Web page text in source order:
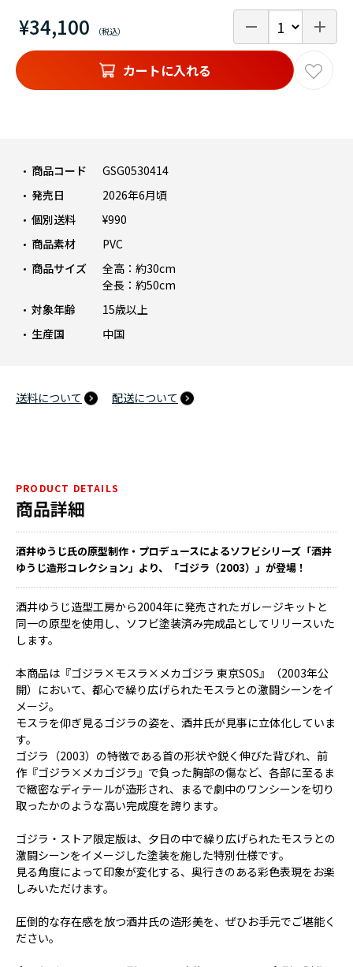
¥34,100
商品コード
GSG0530414
発売日
2026年6月頃
個別送料
¥990
商品素材
PVC
商品サイズ
全高：約30cm
全長：約50cm
対象年齢
15歳以上
生産国
中国
送料について 配送について
カートに入れる
PRODUCT DETAILS
商品詳細
酒井ゆうじ氏の原型制作・プロデュースによるソフビシリーズ「酒井
ゆうじ造形コレクション」より、「ゴジラ（2003）」が登場！
酒井ゆうじ造型工房から2004年に発売されたガレージキットと
同一の原型を使用し、ソフビ塗装済み完成品としてリリースいた
します。
本商品は『ゴジラ×モスラ×メカゴジラ 東京SOS』（2003年公
開）において、都心で繰り広げられたモスラとの激闘シーンをイ
メージ。
モスラを仰ぎ見るゴジラの姿を、酒井氏が見事に立体化していま
す。
ゴジラ（2003）の特徴である首の形状や鋭く伸びた背びれ、前
作『ゴジラ×メカゴジラ』で負った胸部の傷など、各部に至るま
で緻密なディテールが造形され、まるで劇中のワンシーンを切り
取ったかのような高い完成度を誇ります。
ゴジラ・ストア限定版は、夕日の中で繰り広げられたモスラとの
激闘シーンをイメージした塗装を施した特別仕様です。
見る角度によって印象が変化する、奥行きのある彩色表現をお楽
しみいただけます。
圧倒的な存在感を放つ酒井氏の造形美を、ぜひお手元でご堪能く
ださい。